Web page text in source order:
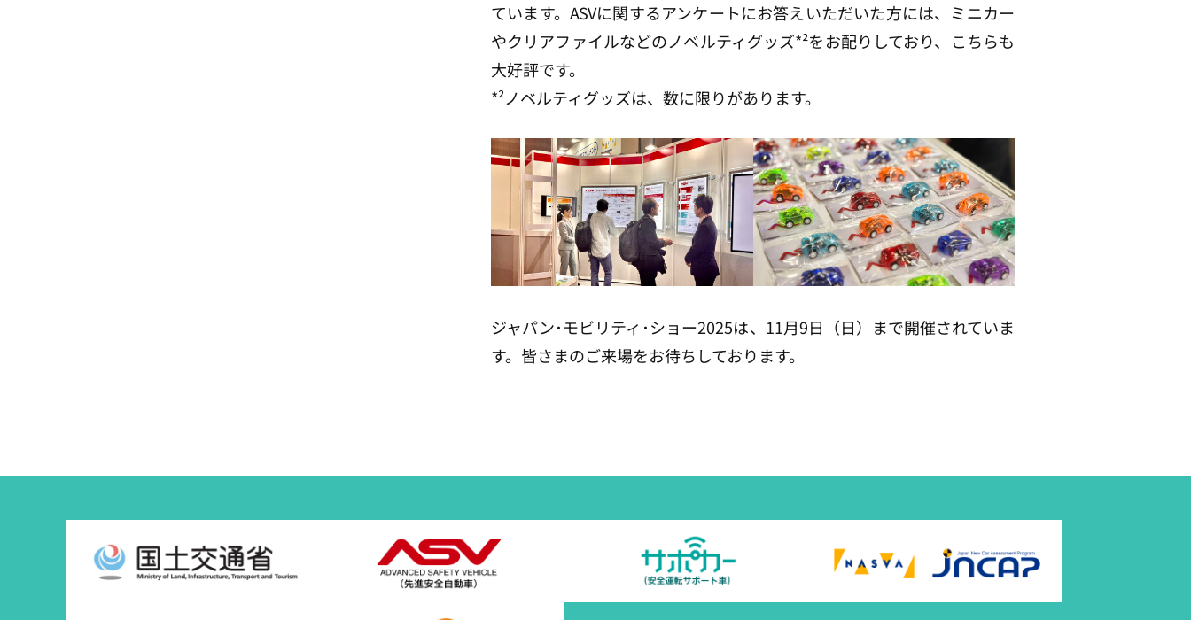
ています。ASVに関するアンケートにお答えいただいた方には、ミニカー
やクリアファイルなどのノベルティグッズ*²をお配りしており、こちらも
大好評です。
*²ノベルティグッズは、数に限りがあります。
ジャパン･モビリティ･ショー2025は、11月9日（日）まで開催されていま
す。皆さまのご来場をお待ちしております。